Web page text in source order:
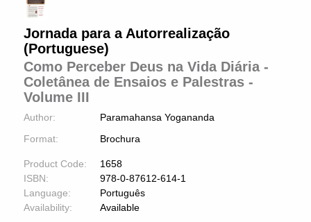
Jornada para a Autorrealização
(Portuguese)
Como Perceber Deus na Vida Diária -
Coletânea de Ensaios e Palestras -
Volume III
Author:
Paramahansa Yogananda
Format:
Brochura
Product Code:
1658
ISBN:
978-0-87612-614-1
Language:
Português
Availability:
Available